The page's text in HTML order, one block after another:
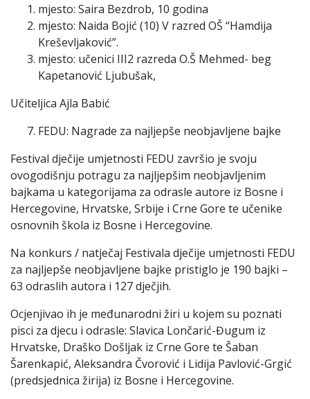
mjesto: Saira Bezdrob, 10 godina
mjesto: Naida Bojić (10) V razred OŠ “Hamdija
Kreševljaković”.
mjesto: učenici III2 razreda O.Š Mehmed- beg
Kapetanović Ljubušak,
Učiteljica Ajla Babić
FEDU: Nagrade za najljepše neobjavljene bajke
Festival dječije umjetnosti FEDU završio je svoju
ovogodišnju potragu za najljepšim neobjavljenim
bajkama u kategorijama za odrasle autore iz Bosne i
Hercegovine, Hrvatske, Srbije i Crne Gore te učenike
osnovnih škola iz Bosne i Hercegovine.
Na konkurs / natječaj Festivala dječije umjetnosti FEDU
za najljepše neobjavljene bajke pristiglo je 190 bajki –
63 odraslih autora i 127 dječjih.
Ocjenjivao ih je međunarodni žiri u kojem su poznati
pisci za djecu i odrasle: Slavica Lončarić-Đugum iz
Hrvatske, Draško Došljak iz Crne Gore te Šaban
Šarenkapić, Aleksandra Čvorović i Lidija Pavlović-Grgić
(predsjednica žirija) iz Bosne i Hercegovine.